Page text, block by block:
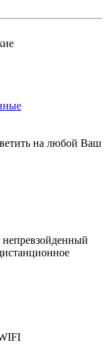
на любой Ваш